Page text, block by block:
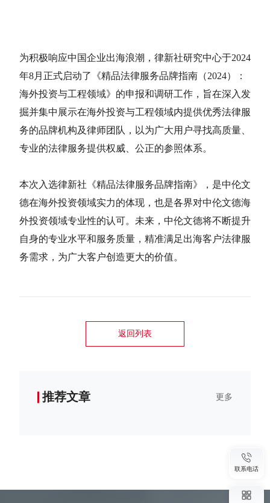
为积极响应中国企业出海浪潮，律新社研究中心于2024
年8月正式启动了《精品法律服务品牌指南（2024）：
海外投资与工程领域》的申报和调研工作，旨在深入发
掘并集中展示在海外投资与工程领域内提供优秀法律服
务的品牌机构及律师团队，以为广大用户寻找高质量、
专业的法律服务提供权威、公正的参照体系。
本次入选律新社《精品法律服务品牌指南》，是中伦文
德在海外投资领域实力的体现，也是各界对中伦文德海
外投资领域专业性的认可。未来，中伦文德将不断提升
自身的专业水平和服务质量，精准满足出海客户法律服
务需求，为广大客户创造更大的价值。
返回列表
推荐文章 更多
联系电话